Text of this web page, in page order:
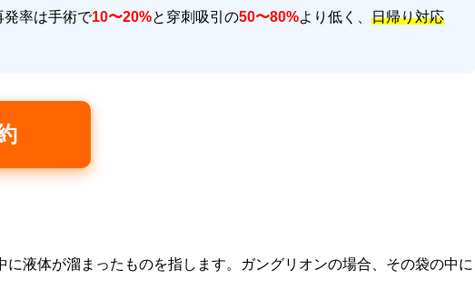
発率は手術で10〜20%と穿刺吸引の50〜80%より低く、 日帰り対応
に液体が溜まったものを指します。ガングリオンの場合、その袋の中に